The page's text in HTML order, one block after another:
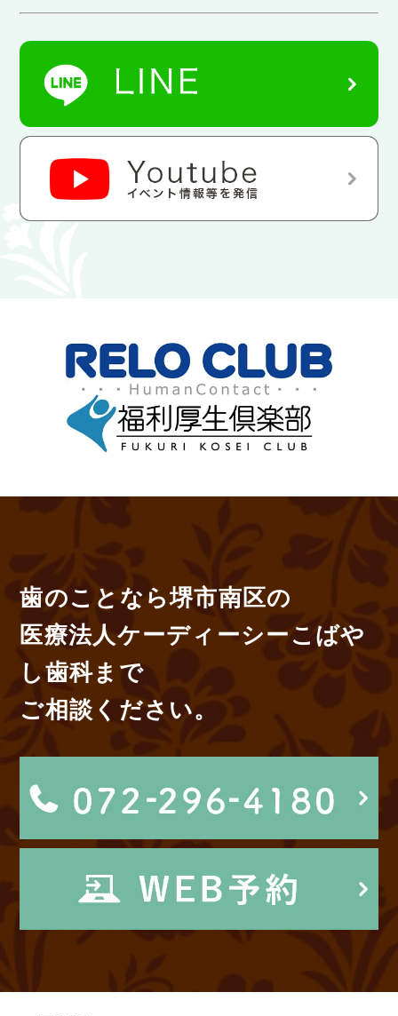
歯のことなら堺市南区の
医療法人ケーディーシーこばや
し歯科まで
ご相談ください。